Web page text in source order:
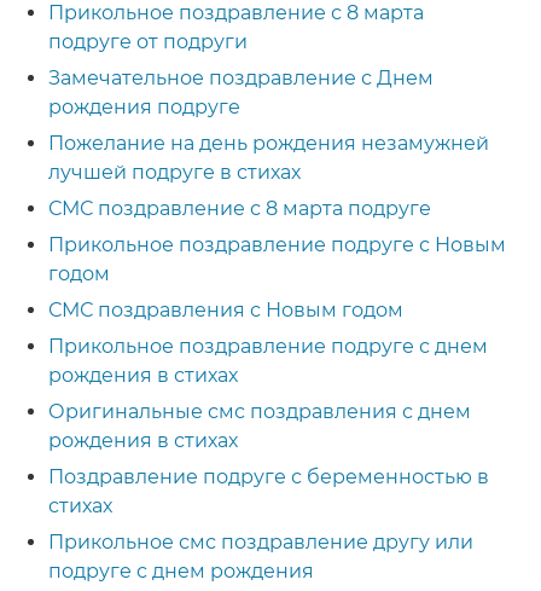
Прикольное поздравление с 8 марта
подруге от подруги
Замечательное поздравление с Днем
рождения подруге
Пожелание на день рождения незамужней
лучшей подруге в стихах
СМС поздравление с 8 марта подруге
Прикольное поздравление подруге с Новым
годом
СМС поздравления с Новым годом
Прикольное поздравление подруге с днем
рождения в стихах
Оригинальные смс поздравления с днем
рождения в стихах
Поздравление подруге с беременностью в
стихах
Прикольное смс поздравление другу или
подруге с днем рождения